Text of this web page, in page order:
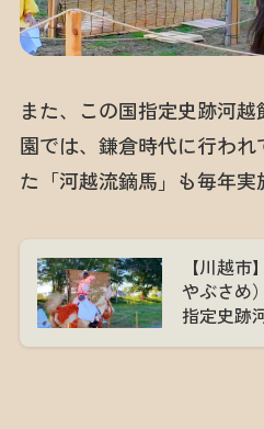
また、この国指定史跡河
園では、鎌倉時代に行わ
た「河越流鏑馬」も毎年実
【川越市
やぶさめ
指定史跡